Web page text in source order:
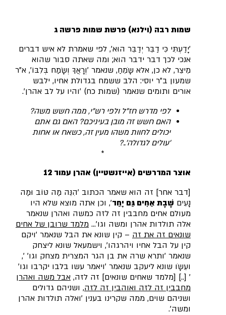
שמות רבה (וילנא) פרשת שמות פרשה ג
'יָדַעְתִּי כִּי דַבֵּר יְדַבֵּר הוּא', לפי שאמרת לא איש דברים
אנכי לכך דבר ידבר הוא; ומה שאתה סבור שהוא
מֵיצֵר, לא כן, אלא שָֹמֵחַ, שנאמר 'וְרָאֲךָ וְשָׂמַח בְּלִבּוֹ', א"ר
שמעון ב"ר יוסי: הלב ששמח בגדולת אחיו, ילבש
אורים ותומים שנאמר (שמות כח) 'והיו על לב אהרן'.
לפי מדרש חז"ל ולפי רש"י, ממה חשש משה?
האם חשש זה מובן בעיניכם? האם גם אתם
יכולים לחוות משהו מעין זה, כשאח או אחות
'עולים לגדולה'..?
*
אוצר המדרשים (אייזנשטיין) אהרן עמוד 12
[דבר אחר] זה הוא שאמר הכתוב 'הִנֵּה מַה טּוֹב וּמַה
נָּעִים שֶׁבֶת אַחִים גַּם יָחַד', וכן אתה מוצא שלא היו
מעולם אחים מחבבין זה לזה כמשה ואהרן שנאמר
אלה תולדות אהרן ומשה וגו'… מלמד שרובן של אחים
שונאים זה את זה – קין שונא את הבל שנאמר 'ויקם
קין על הבל אחיו ויהרגהו', וישמעאל שונא ליצחק
שנאמר 'ותרא שרה את בן הגר המצרית מצחק וגו' ',
ועֵשָֹו שונא ליעקב שנאמר 'ויאמר עשו בלבו יקרבו וגו'
' [..] [מלמד שאחים שונאים] זה לזה, אבל משה ואהרן
מחבבין זה לזה ואוהבין זה לזה, ושניהם גדולים
ושניהם שוים, ממה שקרינו בענין 'ואלה תולדות אהרן
ומשה'.